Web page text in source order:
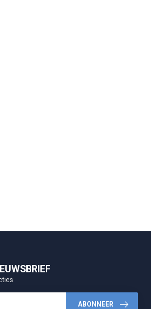
ABONNEER